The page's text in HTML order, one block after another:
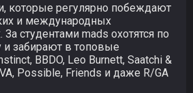
которые регулярно побеждают
и международных
За студентами mads охотятся по
и забирают в топовые
BBDO, Leo Burnett, Saatchi &
Possible, Friends и даже R/GA